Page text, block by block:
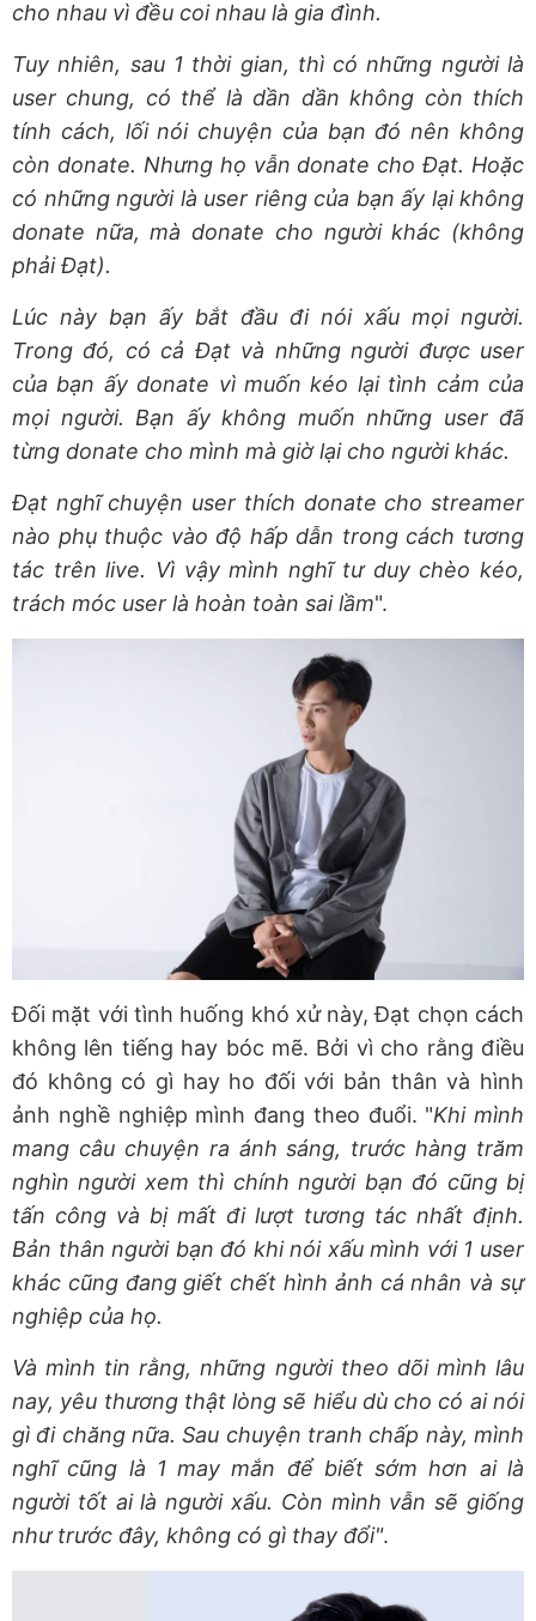
cho nhau vì đều coi nhau là gia đình.
Tuy nhiên, sau 1 thời gian, thì có những người là
user chung, có thể là dần dần không còn thích
tính cách, lối nói chuyện của bạn đó nên không
còn donate. Nhưng họ vẫn donate cho Đạt. Hoặc
có những người là user riêng của bạn ấy lại không
donate nữa, mà donate cho người khác (không
phải Đạt).
Lúc này bạn ấy bắt đầu đi nói xấu mọi người.
Trong đó, có cả Đạt và những người được user
của bạn ấy donate vì muốn kéo lại tình cảm của
mọi người. Bạn ấy không muốn những user đã
từng donate cho mình mà giờ lại cho người khác.
Đạt nghĩ chuyện user thích donate cho streamer
nào phụ thuộc vào độ hấp dẫn trong cách tương
tác trên live. Vì vậy mình nghĩ tư duy chèo kéo,
trách móc user là hoàn toàn sai lầm".
Đối mặt với tình huống khó xử này, Đạt chọn cách
không lên tiếng hay bóc mẽ. Bởi vì cho rằng điều
đó không có gì hay ho đối với bản thân và hình
ảnh nghề nghiệp mình đang theo đuổi. "Khi mình
mang câu chuyện ra ánh sáng, trước hàng trăm
nghìn người xem thì chính người bạn đó cũng bị
tấn công và bị mất đi lượt tương tác nhất định.
Bản thân người bạn đó khi nói xấu mình với 1 user
khác cũng đang giết chết hình ảnh cá nhân và sự
nghiệp của họ.
Và mình tin rằng, những người theo dõi mình lâu
nay, yêu thương thật lòng sẽ hiểu dù cho có ai nói
gì đi chăng nữa.Sau chuyện tranh chấp này, mình
nghĩ cũng là 1 may mắn để biết sớm hơn ai là
người tốt ai là người xấu. Còn mình vẫn sẽ giống
như trước đây, không có gì thay đổi".